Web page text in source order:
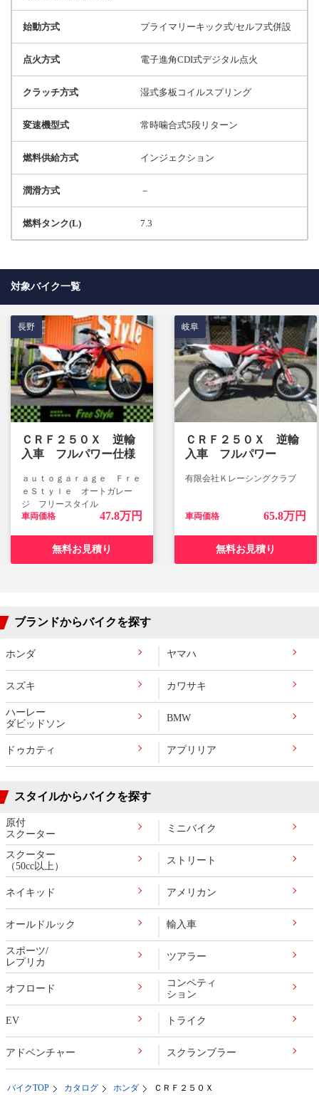
始動方式 プライマリーキック式/セルフ式併設
点火方式 電子進角CDI式デジタル点火
クラッチ方式 湿式多板コイルスプリング
変速機型式 常時噛合式5段リターン
燃料供給方式 インジェクション
潤滑方式 －
燃料タンク(L) 7.3
対象バイク一覧
ＣＲＦ２５０Ｘ 逆輸
入車 フルパワー仕様
ａｕｔｏｇａｒａｇｅ Ｆｒｅ
ｅＳｔｙｌｅ オートガレー
ジ フリースタイル
長野
車両価格 47.8万円
無料お見積り
ＣＲＦ２５０Ｘ 逆輸
入車 フルパワー
有限会社Ｋレーシングクラブ
岐阜
車両価格 65.8万円
無料お見積り
ブランドからバイクを探す
ホンダ ヤマハ
スズキ カワサキ
ハーレー
ダビッドソン
BMW
ドゥカティ アプリリア
スタイルからバイクを探す
原付
スクーター
ミニバイク
スクーター
（50cc以上）
ストリート
ネイキッド アメリカン
オールドルック 輸入車
スポーツ/
レプリカ
ツアラー
オフロード
コンペティ
ション
EV トライク
アドベンチャー スクランブラー
バイクTOP カタログ ホンダ ＣＲＦ２５０Ｘ